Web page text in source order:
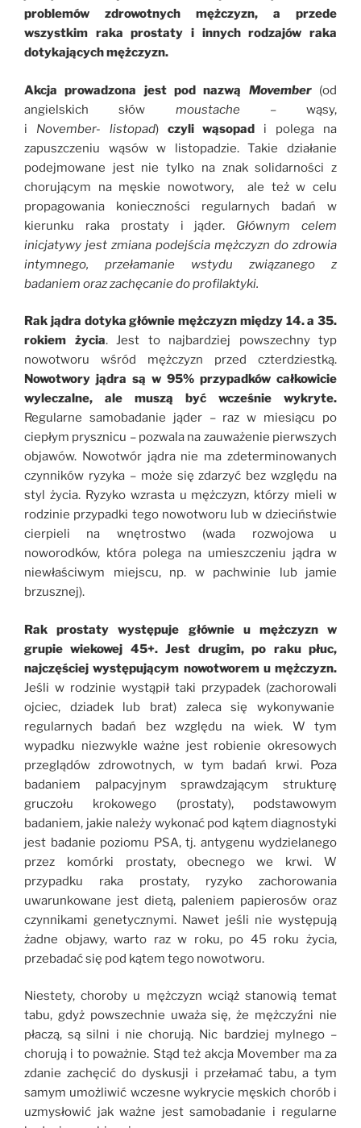
problemów zdrowotnych mężczyzn, a przede
wszystkim raka prostaty i innych rodzajów raka
dotykających mężczyzn.
Akcja prowadzona jest pod nazwą Movember (od
angielskich słów moustache –wąsy,
i November- listopad) czyli wąsopad i polega na
zapuszczeniu wąsów w listopadzie. Takie działanie
podejmowane jest nie tylko na znak solidarności z
chorującym na męskie nowotwory, ale też w celu
propagowania konieczności regularnych badań w
kierunku raka prostaty i jąder. Głównym celem
inicjatywy jest zmiana podejścia mężczyzn do zdrowia
intymnego, przełamanie wstydu związanego z
badaniem oraz zachęcanie do profilaktyki.
Rak jądra dotyka głównie mężczyzn między 14. a 35.
rokiem życia. Jest to najbardziej powszechny typ
nowotworu wśród mężczyzn przed czterdziestką.
Nowotwory jądra są w 95% przypadków całkowicie
wyleczalne, ale muszą być wcześnie wykryte.
Regularne samobadanie jąder – raz w miesiącu po
ciepłym prysznicu – pozwala na zauważenie pierwszych
objawów. Nowotwór jądra nie ma zdeterminowanych
czynników ryzyka – może się zdarzyć bez względu na
styl życia. Ryzyko wzrasta u mężczyzn, którzy mieli w
rodzinie przypadki tego nowotworu lub w dzieciństwie
cierpieli na wnętrostwo (wada rozwojowa u
noworodków, która polega na umieszczeniu jądra w
niewłaściwym miejscu, np. w pachwinie lub jamie
brzusznej).
Rak prostaty występuje głównie u mężczyzn w
grupie wiekowej 45+.Jest drugim, po raku płuc,
najczęściej występującym nowotworem u mężczyzn.
Jeśli w rodzinie wystąpił taki przypadek (zachorowali
ojciec, dziadek lub brat) zaleca się wykonywanie
regularnych badań bez względu na wiek. W tym
wypadku niezwykle ważne jest robienie okresowych
przeglądów zdrowotnych, w tym badań krwi. Poza
badaniem palpacyjnym sprawdzającym strukturę
gruczołu krokowego (prostaty), podstawowym
badaniem, jakie należy wykonać pod kątem diagnostyki
jest badanie poziomu PSA, tj. antygenu wydzielanego
przez komórki prostaty, obecnego we krwi. W
przypadku raka prostaty, ryzyko zachorowania
uwarunkowane jest dietą, paleniem papierosów oraz
czynnikami genetycznymi. Nawet jeśli nie występują
żadne objawy, warto raz w roku, po 45 roku życia,
przebadać się pod kątem tego nowotworu.
Niestety, choroby u mężczyzn wciąż stanowią temat
tabu, gdyż powszechnie uważa się, że mężczyźni nie
płaczą, są silni i nie chorują. Nic bardziej mylnego –
chorują i to poważnie. Stąd też akcja Movember ma za
zdanie zachęcić do dyskusji i przełamać tabu, a tym
samym umożliwić wczesne wykrycie męskich chorób i
uzmysłowić jak ważne jest samobadanie i regularne